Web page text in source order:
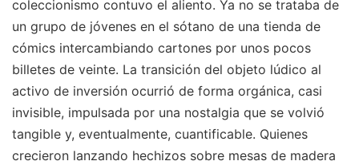
coleccionismo contuvo el aliento. Ya no se trataba de
un grupo de jóvenes en el sótano de una tienda de
cómics intercambiando cartones por unos pocos
billetes de veinte. La transición del objeto lúdico al
activo de inversión ocurrió de forma orgánica, casi
invisible, impulsada por una nostalgia que se volvió
tangible y, eventualmente, cuantificable. Quienes
crecieron lanzando hechizos sobre mesas de madera